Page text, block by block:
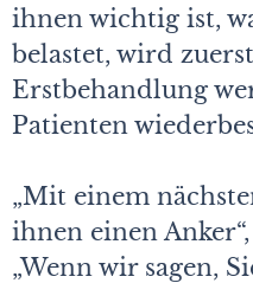
ihnen wichtig ist,
belastet, wird
Erstbehandlung
Patienten
„Mit einem
ihnen einen
„Wenn wir sagen,